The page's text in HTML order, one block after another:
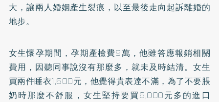
大，讓兩人婚姻產生裂痕，以至最後走向起訴離婚的
地步。
女生懷孕期間，孕期產檢費9萬，他雖答應報銷相關
費用，因聽同事說沒有那麼多，就未及時結清。女生
買兩件睡衣1,600元，他覺得貴表達不滿，為了不要脹
奶時那麼不舒服，女生堅持要買6,000元多的進口